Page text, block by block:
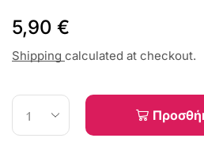
5,90 €
Shipping calculated at checkout.